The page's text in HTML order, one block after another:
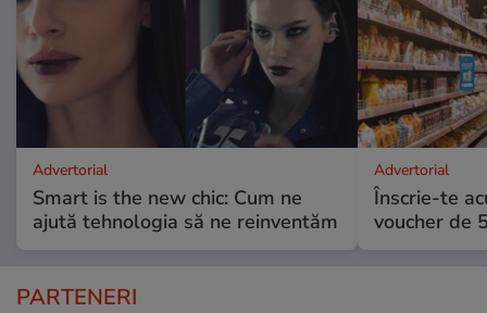
Advertorial
Smart is the new chic: Cum ne
ajută tehnologia să ne reinventăm
Advertorial
Înscrie-te
voucher de
PARTENERI